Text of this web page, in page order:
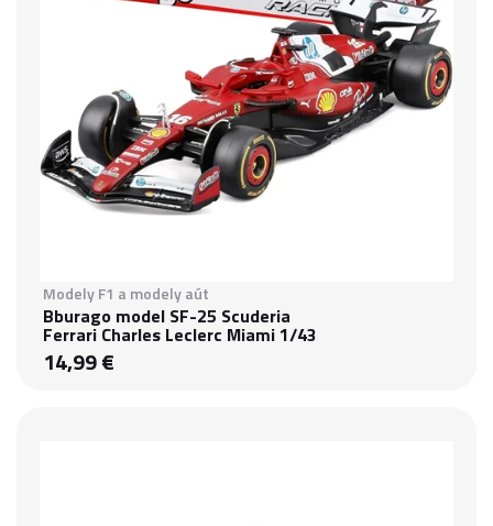
Modely F1 a modely aút
Bburago model SF-25 Scuderia
Ferrari Charles Leclerc Miami 1/43
14,99 €